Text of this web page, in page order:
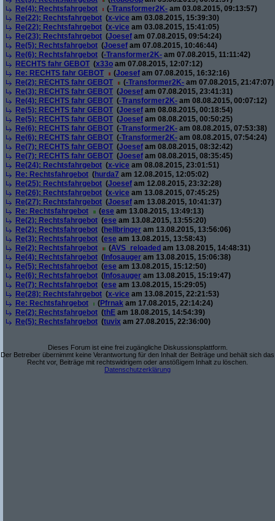
Re(4): Rechtsfahrgebot
(-Transformer2K- am 03.08.2015, 09:13:57)
Re(22): Rechtsfahrgebot (x-vice am 03.08.2015, 15:39:30)
Re(22): Rechtsfahrgebot (x-vice am 03.08.2015, 15:41:05)
Re(23): Rechtsfahrgebot (Joesef am 07.08.2015, 09:54:24)
Re(5): Rechtsfahrgebot (Joesef am 07.08.2015, 10:46:44)
Re(6): Rechtsfahrgebot (-Transformer2K- am 07.08.2015, 11:11:42)
RECHTS fahr GEBOT (x33o am 07.08.2015, 12:07:12)
Re: RECHTS fahr GEBOT
(Joesef am 07.08.2015, 16:32:16)
Re(2): RECHTS fahr GEBOT
(-Transformer2K- am 07.08.2015, 21:47:07)
Re(3): RECHTS fahr GEBOT (Joesef am 07.08.2015, 23:41:31)
Re(4): RECHTS fahr GEBOT (-Transformer2K- am 08.08.2015, 00:07:12)
Re(5): RECHTS fahr GEBOT (Joesef am 08.08.2015, 00:18:54)
Re(5): RECHTS fahr GEBOT (Joesef am 08.08.2015, 00:50:25)
Re(6): RECHTS fahr GEBOT (-Transformer2K- am 08.08.2015, 07:53:38)
Re(6): RECHTS fahr GEBOT (-Transformer2K- am 08.08.2015, 07:54:24)
Re(7): RECHTS fahr GEBOT (Joesef am 08.08.2015, 08:32:42)
Re(7): RECHTS fahr GEBOT (Joesef am 08.08.2015, 08:35:45)
Re(24): Rechtsfahrgebot (x-vice am 08.08.2015, 23:01:51)
Re: Rechtsfahrgebot (hurda7 am 12.08.2015, 12:05:02)
Re(25): Rechtsfahrgebot (Joesef am 12.08.2015, 23:32:28)
Re(26): Rechtsfahrgebot (x-vice am 13.08.2015, 07:45:25)
Re(27): Rechtsfahrgebot (Joesef am 13.08.2015, 10:41:37)
Re: Rechtsfahrgebot
(ese am 13.08.2015, 13:49:13)
Re(2): Rechtsfahrgebot (ese am 13.08.2015, 13:55:20)
Re(2): Rechtsfahrgebot (hellbringer am 13.08.2015, 13:56:06)
Re(3): Rechtsfahrgebot (ese am 13.08.2015, 13:58:43)
Re(2): Rechtsfahrgebot
(AVS_reloaded am 13.08.2015, 14:48:31)
Re(4): Rechtsfahrgebot ( Infosauger am 13.08.2015, 15:06:38)
Re(5): Rechtsfahrgebot (ese am 13.08.2015, 15:12:50)
Re(6): Rechtsfahrgebot ( Infosauger am 13.08.2015, 15:19:47)
Re(7): Rechtsfahrgebot (ese am 13.08.2015, 15:29:05)
Re(28): Rechtsfahrgebot (x-vice am 13.08.2015, 22:21:53)
Re: Rechtsfahrgebot
(Pfrnak am 17.08.2015, 22:14:24)
Re(2): Rechtsfahrgebot (thE am 18.08.2015, 14:54:39)
Re(5): Rechtsfahrgebot (tuvix am 27.08.2015, 22:36:00)
Dieses Forum ist eine frei zugängliche Diskussionsplattform.
Der Betreiber übernimmt keine Verantwortung für den Inhalt der Beiträge und behält sich das
Recht vor, Beiträge mit rechtswidrigem oder anstößigem Inhalt zu löschen.
Datenschutzerklärung